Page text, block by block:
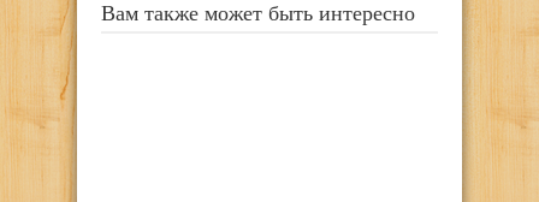
Вам также может быть интересно